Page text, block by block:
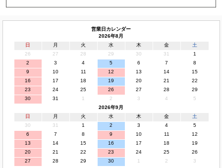
営業日カレンダー
2026年8月
日
月 火 水 木 金
土
26
27 28 29 30 31
1
2
3 4 5 6 7
8
9
10 11 12 13 14
15
16
17 18 19 20 21
22
23
24 25 26 27 28
29
30
31 1 2 3 4
5
2026年9月
日
月 火 水 木 金
土
30
31 1 2 3 4
5
6
7 8 9 10 11
12
13
14 15 16 17 18
19
20
21 22 23 24 25
26
27
28 29 30 1 2 3